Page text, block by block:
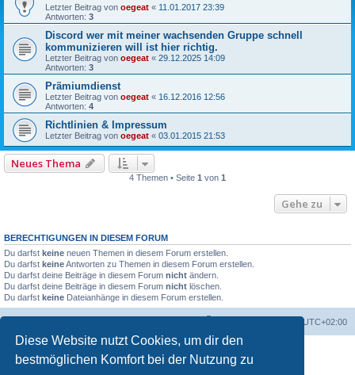
Diese Website nutzt Cookies, um dir den
bestmöglichen Komfort bei der Nutzung zu
Letzter Beitrag von oegeat « 11.01.2017 23:39
Antworten: 3
Discord wer mit meiner wachsenden Gruppe schnell
kommunizieren will ist hier richtig.
Letzter Beitrag von oegeat « 29.12.2025 14:09
Antworten: 3
Prämiumdienst
Letzter Beitrag von oegeat « 16.12.2016 12:56
Antworten: 4
Richtlinien & Impressum
Letzter Beitrag von oegeat « 03.01.2015 21:53
Neues Thema
4 Themen • Seite 1 von 1
Gehe zu
BERECHTIGUNGEN IN DIESEM FORUM
Du darfst keine neuen Themen in diesem Forum erstellen.
Du darfst keineAntworten zu Themen in diesem Forum erstellen.
Du darfst deine Beiträge in diesem Forum nicht ändern.
Du darfst deine Beiträge in diesem Forum nicht löschen.
Du darfst keine Dateianhänge in diesem Forum erstellen.
UTC+02:00